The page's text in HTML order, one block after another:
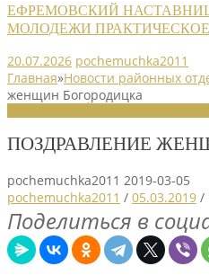
ЕФРЕМОВСКИЙ
МОЛОДЕЖИ
20.07.2026 pochemuchka2011
Главная»Новости районных
женщин Богородицка
ПОЗДРАВЛЕНИЕ
pochemuchka2011 2019-03-05
pochemuchka2011 / 05.03.2019 /
Поделиться в